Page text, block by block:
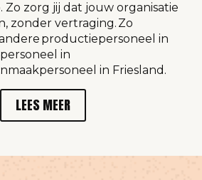
Zo zorg jij dat jouw organisatie
zonder vertraging. Zo
productiepersoneel in
in
in Friesland .
LEES MEER